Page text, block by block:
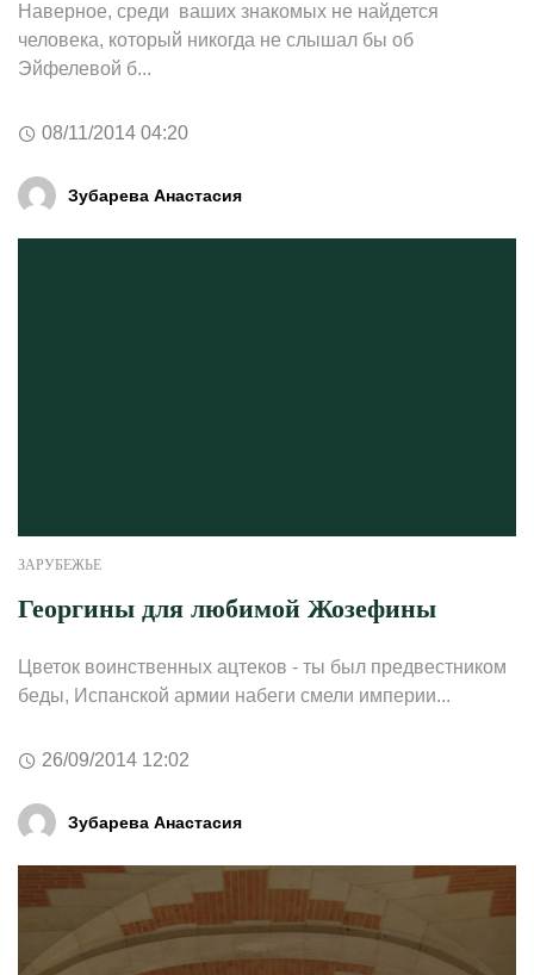
Наверное, среди ваших знакомых не найдется
человека, который никогда не слышал бы об
Эйфелевой б...
08/11/2014 04:20
Зубарева Анастасия
ЗАРУБЕЖЬЕ
Георгины для любимой Жозефины
Цветок воинственных ацтеков - ты был предвестником
беды, Испанской армии набеги смели империи...
26/09/2014 12:02
Зубарева Анастасия